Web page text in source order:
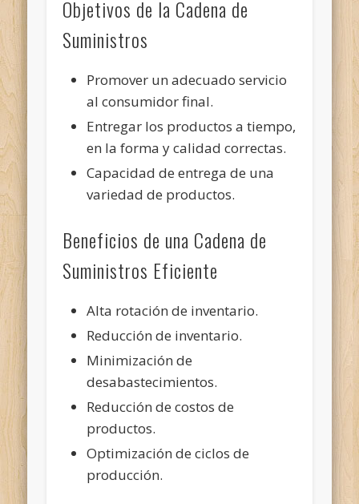
Objetivos de la Cadena de
Suministros
Promover un adecuado servicio
al consumidor final.
Entregar los productos a tiempo,
en la forma y calidad correctas.
Capacidad de entrega de una
variedad de productos.
Beneficios de una Cadena de
Suministros Eficiente
Alta rotación de inventario.
Reducción de inventario.
Minimización de
desabastecimientos.
Reducción de costos de
productos.
Optimización de ciclos de
producción.